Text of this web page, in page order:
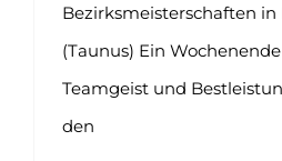
Bezirksmeisterschaften in
(Taunus) Ein
Teamgeist und
den